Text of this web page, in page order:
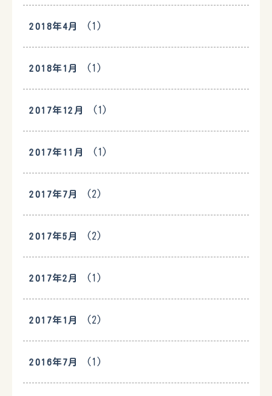
2018年4月 (1)
2018年1月 (1)
2017年12月 (1)
2017年11月 (1)
2017年7月 (2)
2017年5月 (2)
2017年2月 (1)
2017年1月 (2)
2016年7月 (1)